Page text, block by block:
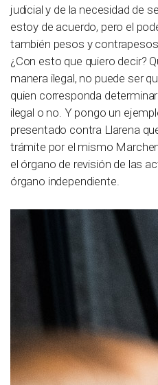
judicial y de la necesidad de
estoy de acuerdo, pero el
también pesos y
¿Con esto que quiero decir?
manera ilegal, no puede ser
quien corresponda
ilegal o no. Y pongo un
presentado contra Llarena
trámite por el mismo
el órgano de revisión de las
órgano independiente.